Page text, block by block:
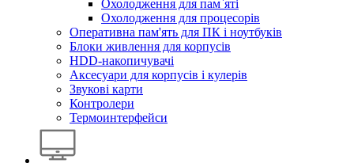
Охолодження для пам`яті
Охолодження для процесорів
Оперативна пам'ять для ПК і ноутбуків
Блоки живлення для корпусів
HDD-накопичувачі
Аксесуари для корпусів і кулерів
Звукові карти
Контролери
Термоинтерфейси